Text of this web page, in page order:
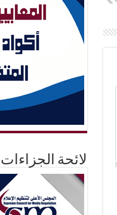
لائحة الجزاءات